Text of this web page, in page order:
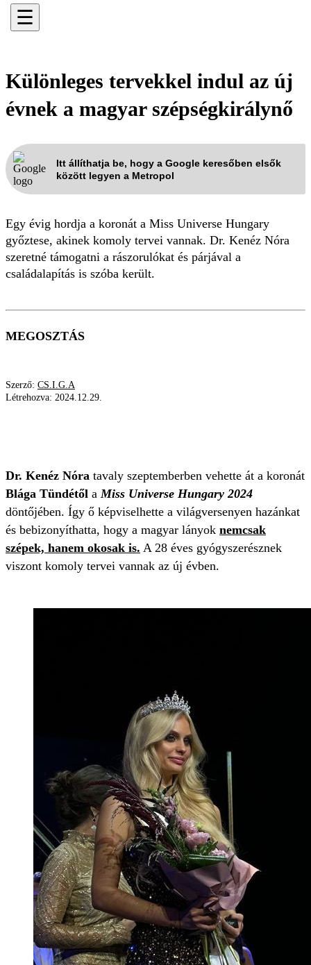
☰
Különleges tervekkel indul az új
évnek a magyar szépségkirálynő
Itt állíthatja be, hogy a Google keresőben elsők
között legyen a Metropol
Egy évig hordja a koronát a Miss Universe Hungary
győztese, akinek komoly tervei vannak. Dr. Kenéz Nóra
szeretné támogatni a rászorulókat és párjával a
családalapítás is szóba került.
MEGOSZTÁS
Szerző: CS.I.G.A
Létrehozva: 2024.12.29.
Dr. Kenéz Nóra tavaly szeptemberben vehette át a koronát
Blága Tündétől aMiss Universe Hungary 2024
döntőjében. Így ő képviselhette a világversenyen hazánkat
és bebizonyíthatta, hogy a magyar lányok nemcsak
szépek, hanem okosak is. A 28 éves gyógyszerésznek
viszont komoly tervei vannak az új évben.